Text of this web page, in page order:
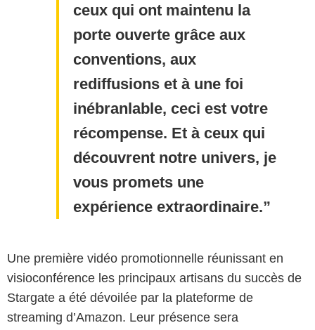
ceux qui ont maintenu la
porte ouverte grâce aux
conventions, aux
rediffusions et à une foi
inébranlable, ceci est votre
récompense. Et à ceux qui
découvrent notre univers, je
vous promets une
expérience extraordinaire.
Une première vidéo promotionnelle réunissant en
visioconférence les principaux artisans du succès de
Stargate a été dévoilée par la plateforme de
streaming d’Amazon. Leur présence sera